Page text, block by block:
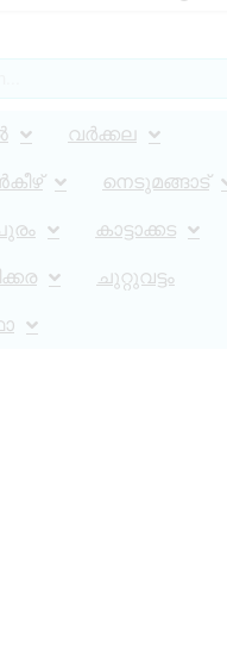
വർക്കല
നെടുമങ്ങാട്
കാട്ടാക്കട
ചുറ്റുവട്ടം